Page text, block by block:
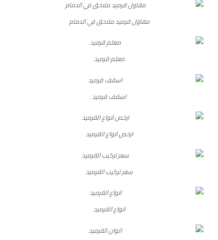
مقاول قرميد ملاحق في الدمام
معلم قرميد
اسقف قرميد
ارخص انواع القرميد
سعر تركيب القرميد
انواع القرميد